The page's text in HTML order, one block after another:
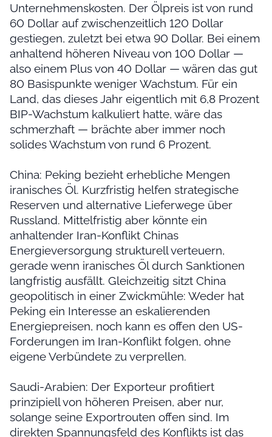
Unternehmenskosten. Der Ölpreis ist von rund
60 Dollar auf zwischenzeitlich 120 Dollar
gestiegen, zuletzt bei etwa 90 Dollar. Bei einem
anhaltend höheren Niveau von 100 Dollar —
also einem Plus von 40 Dollar — wären das gut
80 Basispunkte weniger Wachstum. Für ein
Land, das dieses Jahr eigentlich mit 6,8 Prozent
BIP-Wachstum kalkuliert hatte, wäre das
schmerzhaft — brächte aber immer noch
solides Wachstum von rund 6 Prozent.
China: Peking bezieht erhebliche Mengen
iranisches Öl. Kurzfristig helfen strategische
Reserven und alternative Lieferwege über
Russland. Mittelfristig aber könnte ein
anhaltender Iran-Konflikt Chinas
Energieversorgung strukturell verteuern,
gerade wenn iranisches Öl durch Sanktionen
langfristig ausfällt. Gleichzeitig sitzt China
geopolitisch in einer Zwickmühle: Weder hat
Peking ein Interesse an eskalierenden
Energiepreisen, noch kann es offen den US-
Forderungen im Iran-Konflikt folgen, ohne
eigene Verbündete zu verprellen.
Saudi-Arabien: Der Exporteur profitiert
prinzipiell von höheren Preisen, aber nur,
solange seine Exportrouten offen sind. Im
direkten Spannungsfeld des Konflikts ist das